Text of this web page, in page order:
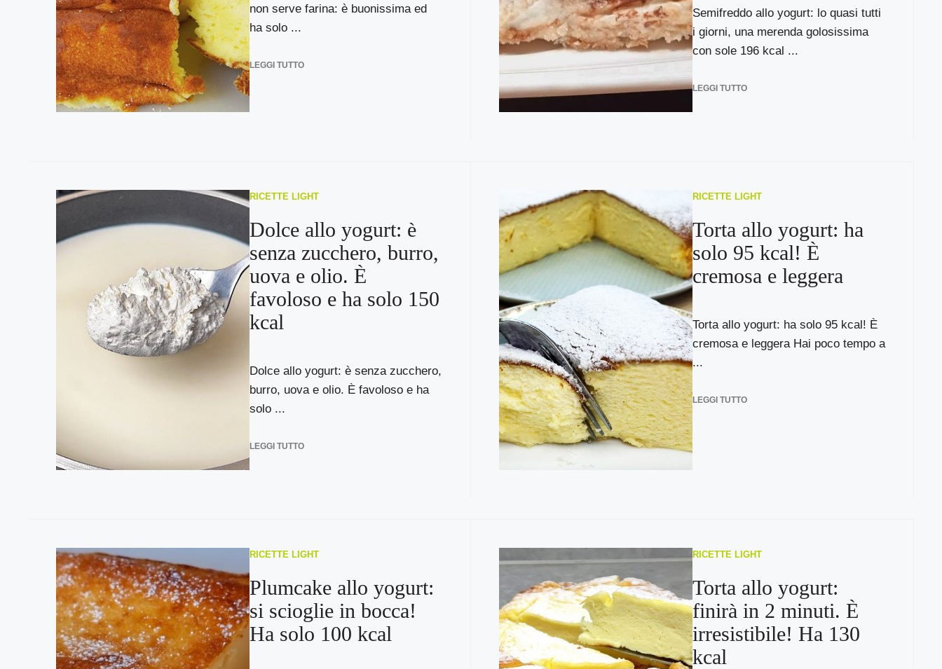
non serve farina: è buonissima ed
ha solo ...
LEGGI TUTTO
Semifreddo allo yogurt: lo quasi tutti
i giorni, una merenda golosissima
con sole 196 kcal ...
LEGGI TUTTO
RICETTE LIGHT
Dolce allo yogurt: è
senza zucchero, burro,
uova e olio. È
favoloso e ha solo 150
kcal
Dolce allo yogurt: è senza zucchero,
burro, uova e olio. È favoloso e ha
solo ...
LEGGI TUTTO
RICETTE LIGHT
Torta allo yogurt: ha
solo 95 kcal! È
cremosa e leggera
Torta allo yogurt: ha solo 95 kcal! È
cremosa e leggera Hai poco tempo a
...
LEGGI TUTTO
RICETTE LIGHT
Plumcake allo yogurt:
si scioglie in bocca!
Ha solo 100 kcal
RICETTE LIGHT
Torta allo yogurt:
finirà in 2 minuti. È
irresistibile! Ha 130
kcal